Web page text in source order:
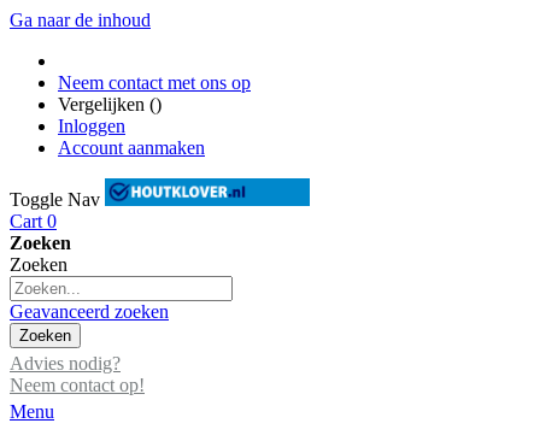
Ga naar de inhoud
Neem contact met ons op
Vergelijken ()
Inloggen
Account aanmaken
Toggle Nav
Cart 0
Zoeken
Zoeken
Geavanceerd zoeken
Zoeken
Advies nodig?
Neem contact op!
Menu